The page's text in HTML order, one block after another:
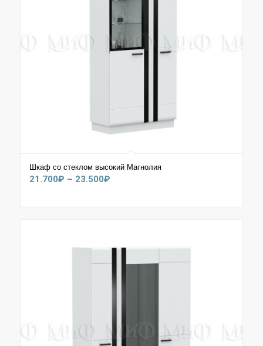
Шкаф со стеклом высокий Магнолия
21.700₽ – 23.500₽Диапазон